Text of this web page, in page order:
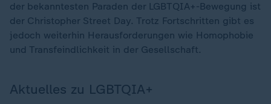
der bekanntesten Paraden der LGBTQIA+-Bewegung ist
der Christopher Street Day. Trotz Fortschritten gibt es
jedoch weiterhin Herausforderungen wie Homophobie
und Transfeindlichkeit in der Gesellschaft.
Aktuelles zu LGBTQIA+